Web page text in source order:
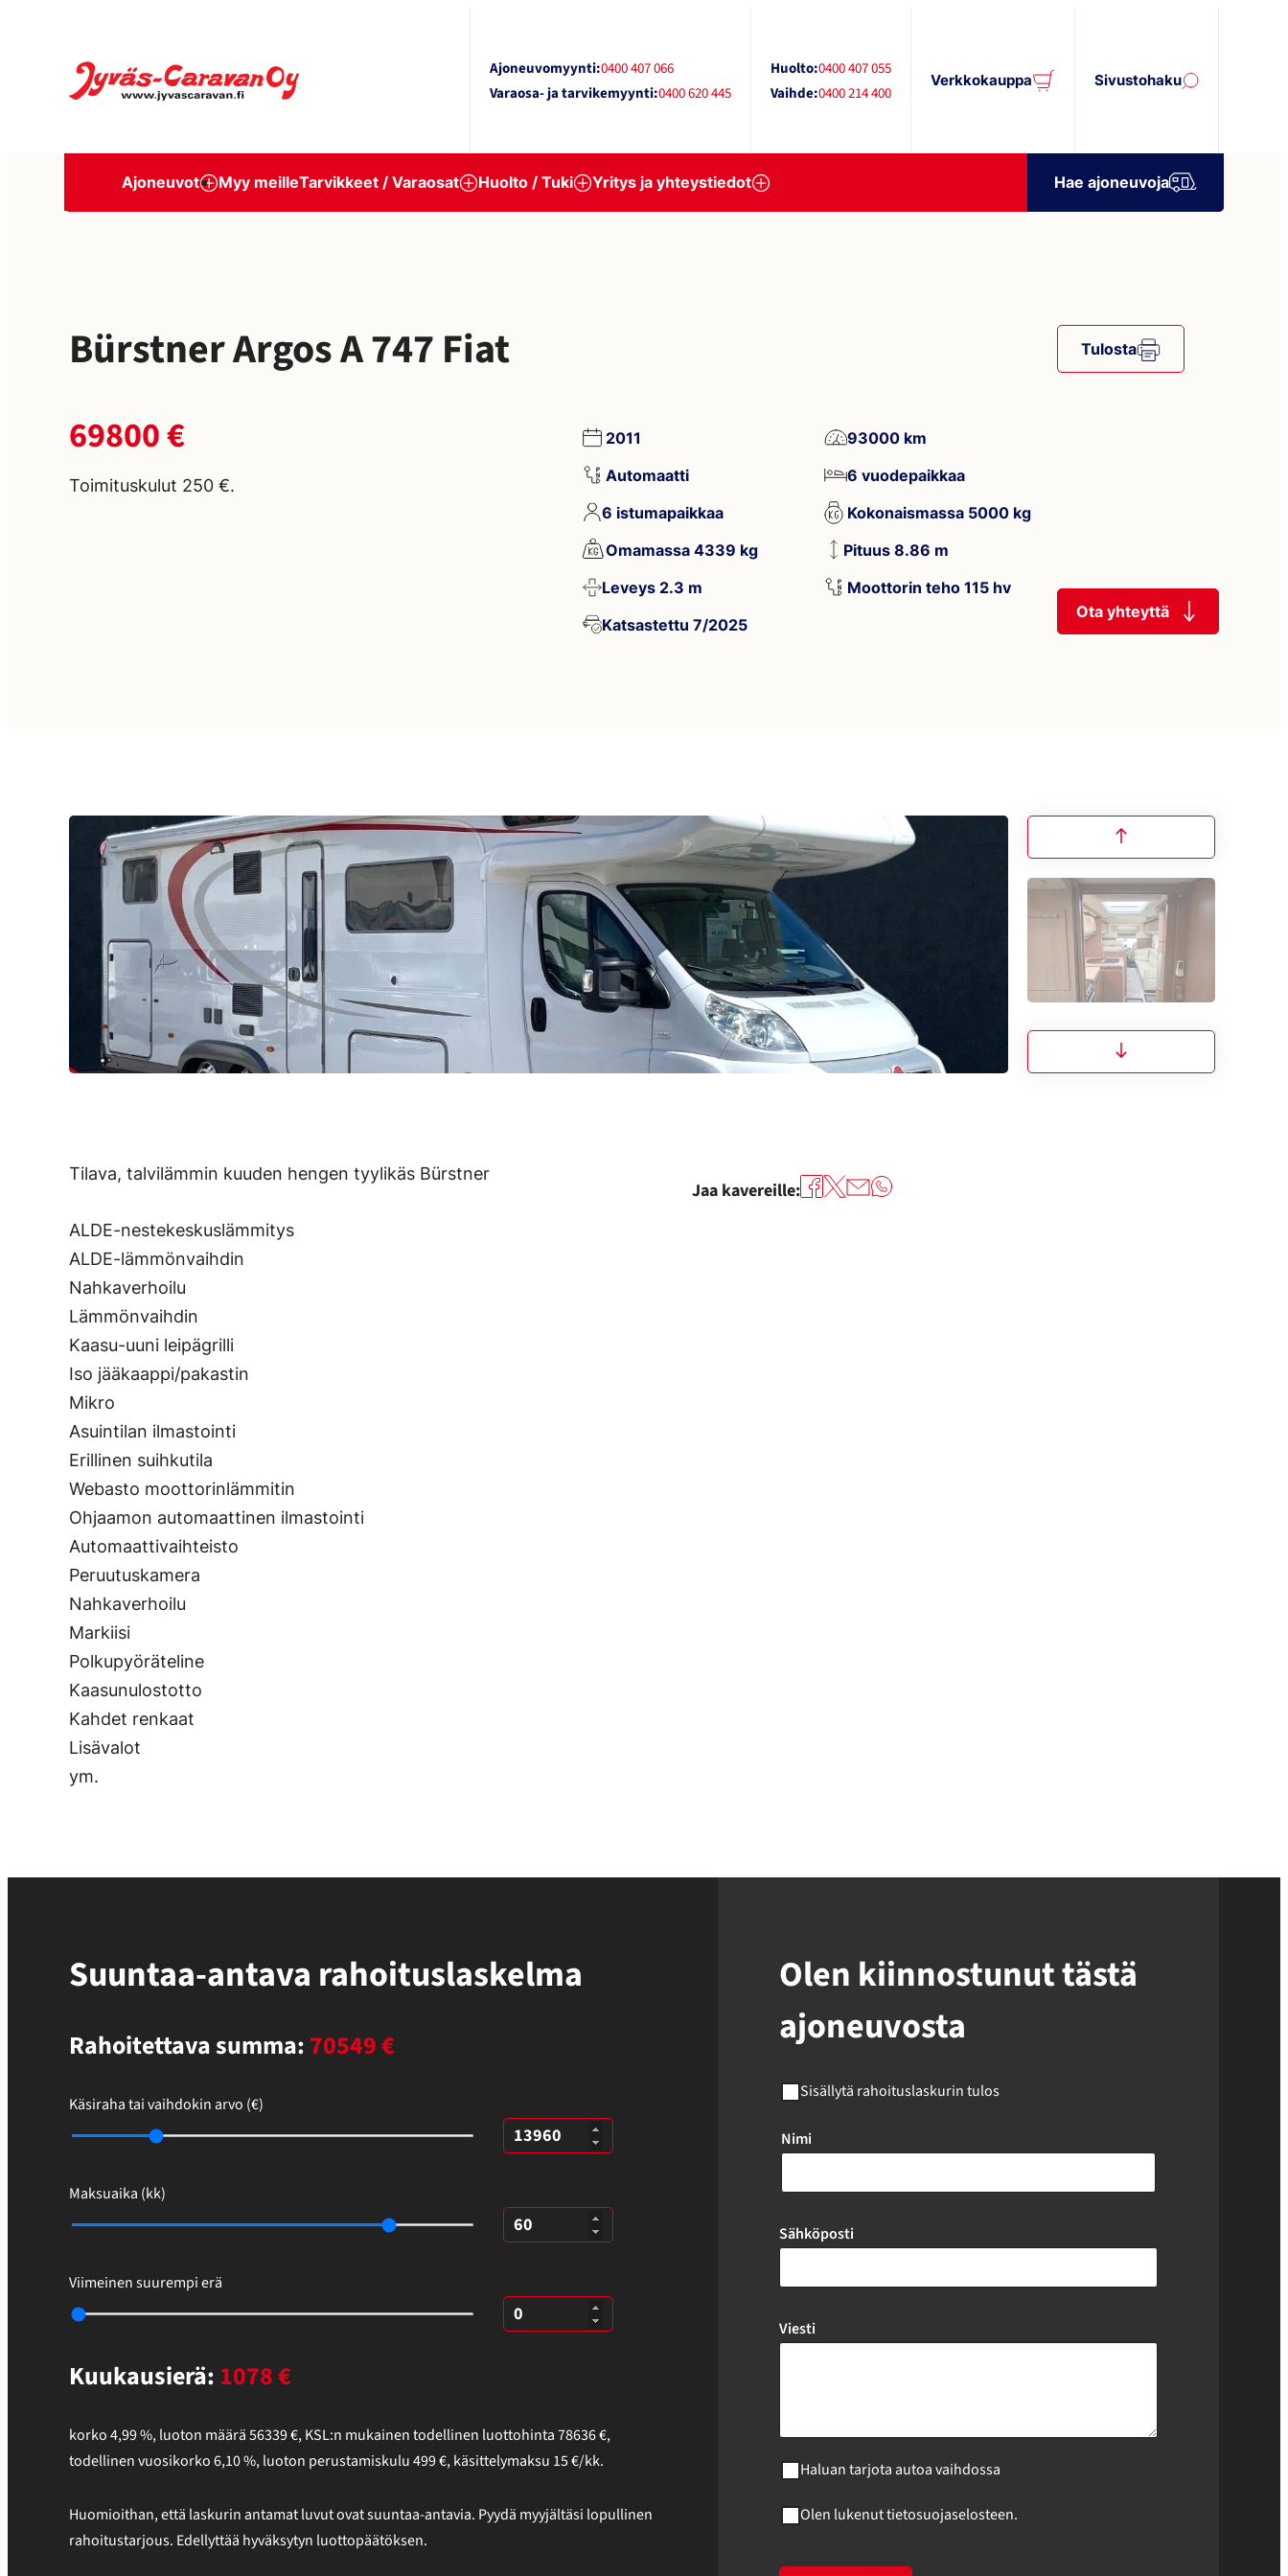
sisältöön
Jyväs-Caravan Oy Ajoneuvomyynti:0400 407 066
Varaosa- ja tarvikemyynti:0400 620 445
Huolto:0400 407 055
Vaihde:0400 214 400
Verkkokauppa Sivustohaku
Ajoneuvot Myy meilleTarvikkeet / Varaosat Huolto / Tuki Yritys ja yhteystiedot Hae ajoneuvoja
Bürstner Argos A 747 Fiat
69800 €
Toimituskulut 250 €.
2011
93000 km
Automaatti
6 vuodepaikkaa
6 istumapaikkaa
Kokonaismassa 5000 kg
Omamassa 4339 kg
Pituus 8.86 m
Leveys 2.3 m
Moottorin teho 115 hv
Katsastettu 7/2025
Tulosta
Ota yhteyttä
Tilava, talvilämmin kuuden hengen tyylikäs Bürstner
ALDE-nestekeskuslämmitys
ALDE-lämmönvaihdin
Nahkaverhoilu
Lämmönvaihdin
Kaasu-uuni leipägrilli
Iso jääkaappi/pakastin
Mikro
Asuintilan ilmastointi
Erillinen suihkutila
Webasto moottorinlämmitin
Ohjaamon automaattinen ilmastointi
Automaattivaihteisto
Peruutuskamera
Nahkaverhoilu
Markiisi
Polkupyöräteline
Kaasunulostotto
Kahdet renkaat
Lisävalot
ym.
Jaa kavereille:
Suuntaa-antava rahoituslaskelma
Rahoitettava summa:70549 €
Käsiraha tai vaihdokin arvo (€)
Maksuaika (kk)
Viimeinen suurempi erä
Kuukausierä:1078€
korko4,99%,luoton määrä56339€,KSL:n mukainen todellinen luottohinta78636€,
todellinen vuosikorko6,10%, luoton perustamiskulu499€, käsittelymaksu 15€/kk.
Huomioithan, että laskurin antamat luvut ovat suuntaa-antavia. Pyydä myyjältäsi lopullinen
rahoitustarjous. Edellyttää hyväksytyn luottopäätöksen.
Olen kiinnostunut tästä
ajoneuvosta
Sisällytä rahoituslaskurin tulos
Nimi
Sähköposti
Viesti
Haluan tarjota autoa vaihdossa
Olen lukenut tietosuojaselosteen.